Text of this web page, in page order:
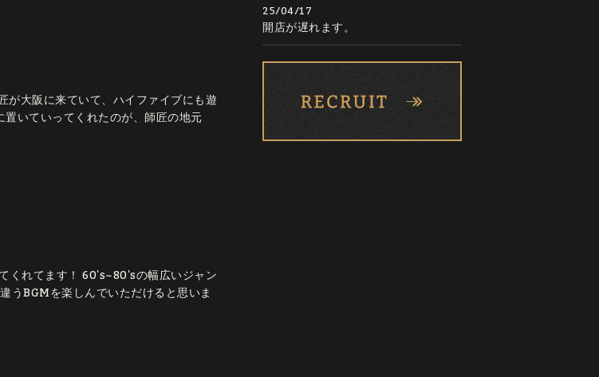
が大阪に来ていて、ハイファイブにも遊
いていってくれたのが、師匠の地元
くれてます！ 60's~80'sの幅広いジャン
うBGMを楽しんでいただけると思いま
25/04/17
開店が遅れます。